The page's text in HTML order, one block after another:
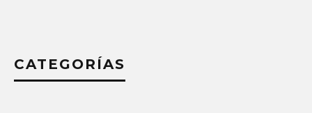
CATEGORÍAS